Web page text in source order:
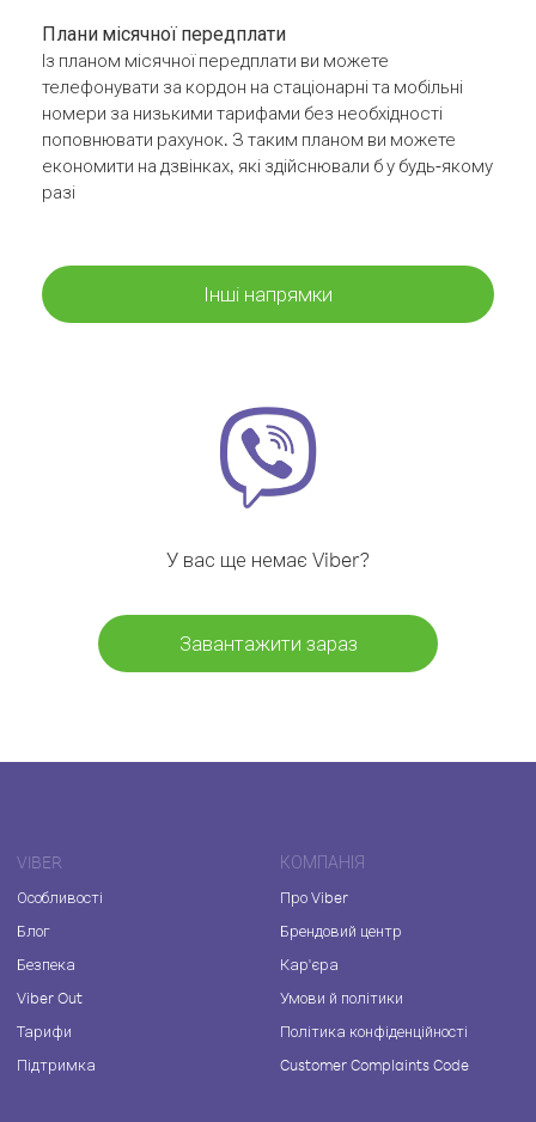
Плани місячної передплати
Із планом місячної передплати ви можете
телефонувати за кордон на стаціонарні та мобільні
номери за низькими тарифами без необхідності
поповнювати рахунок. З таким планом ви можете
економити на дзвінках, які здійснювали б у будь-якому
разі
Інші напрямки
У вас ще немає Viber?
Завантажити зараз
VIBER
Особливості
Блог
Безпека
Viber Out
Тарифи
Підтримка
КОМПАНІЯ
Про Viber
Брендовий центр
Кар'єра
Умови й політики
Політика конфіденційності
Customer Complaints Code